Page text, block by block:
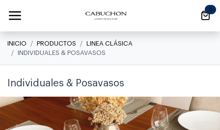
0
INICIO PRODUCTOS
LINEA CLÁSICA
INDIVIDUALES & POSAVASOS
Individuales & Posavasos